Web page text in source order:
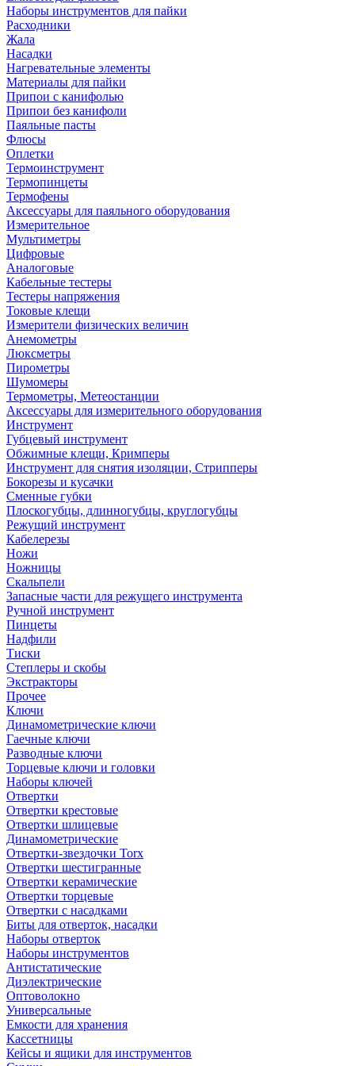
Наборы инструментов для пайки
Расходники
Жала
Насадки
Нагревательные элементы
Материалы для пайки
Припои с канифолью
Припои без канифоли
Паяльные пасты
Флюсы
Оплетки
Термоинструмент
Термопинцеты
Термофены
Аксессуары для паяльного оборудования
Измерительное
Мультиметры
Цифровые
Аналоговые
Кабельные тестеры
Тестеры напряжения
Токовые клещи
Измерители физических величин
Анемометры
Люксметры
Пирометры
Шумомеры
Термометры, Метеостанции
Аксессуары для измерительного оборудования
Инструмент
Губцевый инструмент
Обжимные клещи, Кримперы
Инструмент для снятия изоляции, Стрипперы
Бокорезы и кусачки
Сменные губки
Плоскогубцы, длинногубцы, круглогубцы
Режущий инструмент
Кабелерезы
Ножи
Ножницы
Скальпели
Запасные части для режущего инструмента
Ручной инструмент
Пинцеты
Надфили
Тиски
Степлеры и скобы
Экстракторы
Прочее
Ключи
Динамометрические ключи
Гаечные ключи
Разводные ключи
Торцевые ключи и головки
Наборы ключей
Отвертки
Отвертки крестовые
Отвертки шлицевые
Динамометрические
Отвертки-звездочки Torx
Отвертки шестигранные
Отвертки керамические
Отвертки торцевые
Отвертки с насадками
Биты для отверток, насадки
Наборы отверток
Наборы инструментов
Антистатические
Диэлектрические
Оптоволокно
Универсальные
Емкости для хранения
Кассетницы
Кейсы и ящики для инструментов